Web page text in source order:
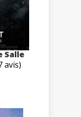
Salle
avis)